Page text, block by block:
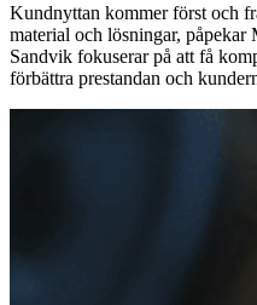
Kundnyttan kommer först och
material och lösningar,
Sandvik fokuserar på att få
förbättra prestandan och